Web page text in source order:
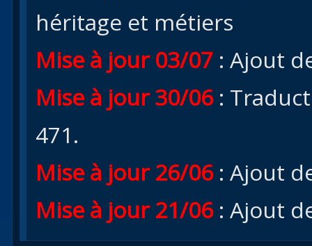
héritage et métiers
Mise à jour 03/07 : Ajout
Mise à jour 30/06:
471.
Mise à jour 26/06: Ajout
Mise à jour 21/06: Ajout